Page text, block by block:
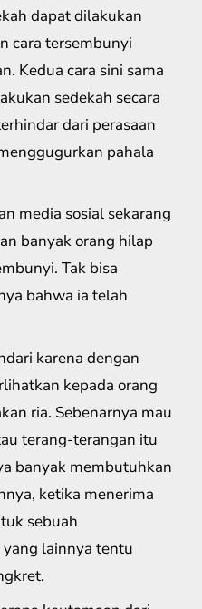
dapat dilakukan
cara tersembunyi
Kedua cara sini sama
sedekah secara
dari perasaan
pahala
media sosial sekarang
banyak orang hilap
Tak bisa
bahwa ia telah
karena dengan
kepada orang
ria. Sebenarnya mau
terang-terangan itu
banyak membutuhkan
ketika menerima
sebuah
lainnya tentu